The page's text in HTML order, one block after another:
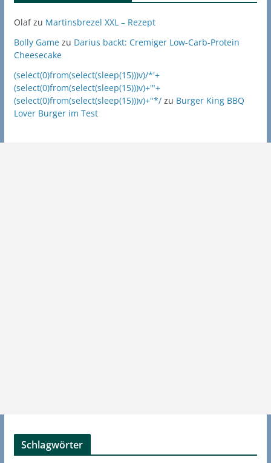
Olafzu Martinsbrezel XXL – Rezept
Bolly Gamezu Darius backt: Cremiger Low-Carb-Protein
Cheesecake
(select(0)from(select(sleep(15)))v)/*'+
(select(0)from(select(sleep(15)))v)+'"+
(select(0)from(select(sleep(15)))v)+"*/zu Burger King BBQ
Lover Burger im Test
Schlagwörter